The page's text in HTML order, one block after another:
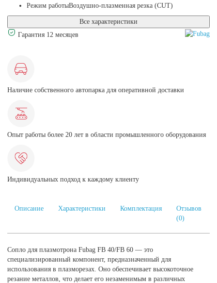
Режим работыВоздушно-плазменная резка (CUT)
Все характеристики
Гарантия 12 месяцев
Наличие собственного автопарка для оперативной доставки
Опыт работы более 20 лет в области промышленного оборудования
Индивидуальных подход к каждому клиенту
Описание Характеристики Комплектация
Отзывов
(0)
Сопло для плазмотрона Fubag FB 40/FB 60 — это
специализированный компонент, предназначенный для
использования в плазморезах. Оно обеспечивает высокоточное
резание металлов, что делает его незаменимым в различных